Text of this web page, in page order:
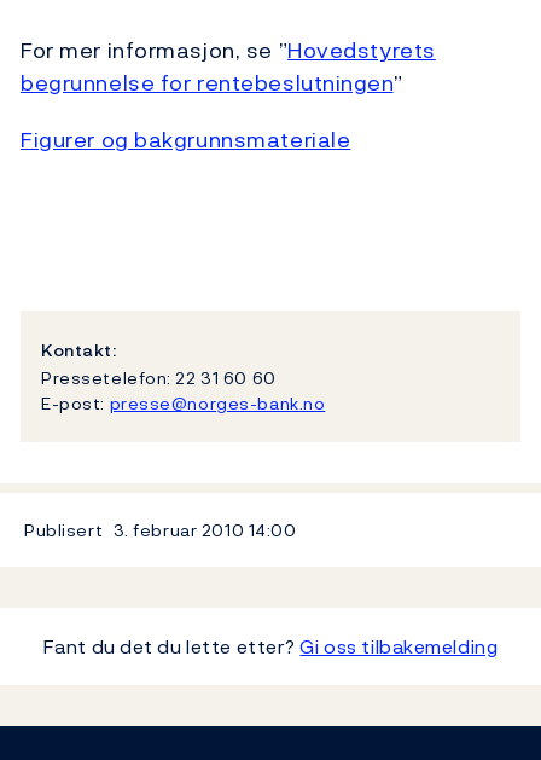
For mer informasjon, se ”Hovedstyrets
begrunnelse for rentebeslutningen”
Figurer og bakgrunnsmateriale
Kontakt:
Pressetelefon: 22 31 60 60
E-post: presse@norges-bank.no
Publisert 3. februar 2010 14:00
Fant du det du lette etter?Gi oss tilbakemelding